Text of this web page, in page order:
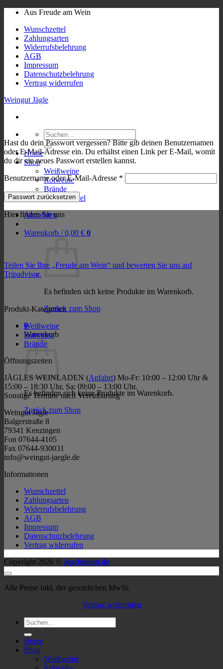
Skip
content
Aus Freude am Wein
Wunschzettel
Zahlungsarten
Widerrufsbelehrung
AGB
Impressum
Datenschutzbelehrung
Vertrag widerrufen
Weingut Jägle
Suchen
nach:
Home
Shop
Weißweine
Rotweine
Brände
Wunschzettel
Anmelden
Warenkorb /0,00 € 0
Es befinden sich keine Produkte im Warenkorb.
Zurück zum Shop
0
Warenkorb
Es befinden sich keine Produkte im Warenkorb.
Zurück zum Shop
Hast du dein Passwort vergessen? Bitte gib deinen Benutzernamen
oder E-Mail-Adresse ein. Du erhältst einen Link per E-Mail, womit
du dir ein neues Passwort erstellen kannst.
Benutzername oder E-Mail-Adresse *
Passwort zurücksetzen
Hier finden Sie uns
Teilen Sie Ihre „Freude am Wein“ und bewerten Sie uns auf
Tripadvisor.
Produkt-Kategorien
Weißweine
Rotweine
Brände
Öffnungszeiten
JÄGLES WEINLADEN (Anfahrt) Mo-Fr: 10:00 – 12:00 Uhr &
15:00 – 18:30 Uhr, Sa: 09:00 – 13:00 Uhr.
Sonstige Termine nach Vereinbarung
Weingut Jägle
Balgerstraße 8
79341 Kenzingen
Fon 07644-4105
Fax 07644-930031
info@weingut-jaegle.de
Informationen
Wunschzettel
Zahlungsarten
Widerrufsbelehrung
AGB
Impressum
Datenschutzbelehrung
Vertrag widerrufen
Copyright 2026 © joachimott.de
Alle Preise inkl. der gesetzlichen MwSt.
Vertrag widerrufen
Suchen
nach:
Home
Shop
Weißweine